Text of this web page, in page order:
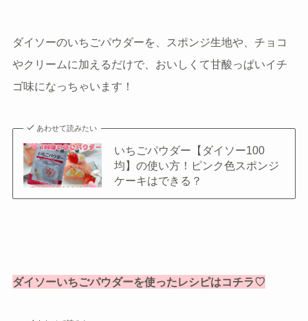
ダイソーのいちごパウダーを、スポンジ生地や、チョコ
やクリームに加えるだけで、おいしくて甘酸っぱいイチ
ゴ味になっちゃいます！
あわせて読みたい
いちごパウダー【ダイソー100
均】の使い方！ピンク色スポンジ
ケーキはできる？
ダイソーいちごパウダーを使ったレシピはコチラ♡